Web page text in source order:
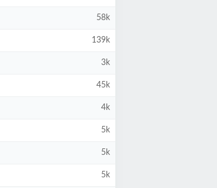
58k
139k
3k
45k
4k
5k
5k
5k